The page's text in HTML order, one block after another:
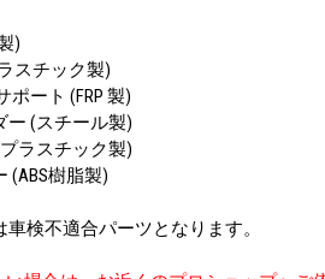
)
スチック製)
ポート (FRP 製)
ー (スチール製)
ラスチック製)
(ABS樹脂製)
検不適合パーツとなります。